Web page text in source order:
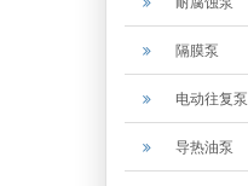
隔膜泵
电动往复泵
导热油泵